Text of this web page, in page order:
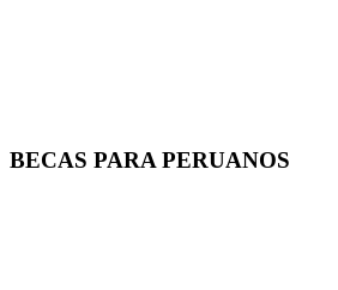
BECAS PARA PERUANOS